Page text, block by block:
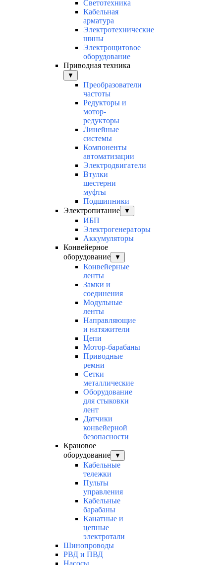
Светотехника
Кабельная
арматура
Электротехнические
шины
Электрощитовое
оборудование
Приводная техника
▼
Преобразователи
частоты
Редукторы и
мотор-
редукторы
Линейные
системы
Компоненты
автоматизации
Электродвигатели
Втулки
шестерни
муфты
Подшипники
Электропитание
▼
ИБП
Электрогенераторы
Аккумуляторы
Конвейерное
оборудование
▼
Конвейерные
ленты
Замки и
соединения
Модульные
ленты
Направляющие
и натяжители
Цепи
Мотор-барабаны
Приводные
ремни
Сетки
металлические
Оборудование
для стыковки
лент
Датчики
конвейерной
безопасности
Крановое
оборудование
▼
Кабельные
тележки
Пульты
управления
Кабельные
барабаны
Канатные и
цепные
электротали
Шинопроводы
РВД и ПВД